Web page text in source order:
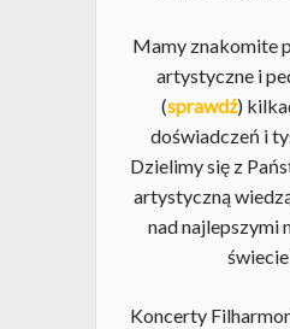
Mamy znakomite
artystyczne i
(sprawdź)
doświadczeń i
Dzielimy się z
artystyczną
nad najlepszymi
Koncerty